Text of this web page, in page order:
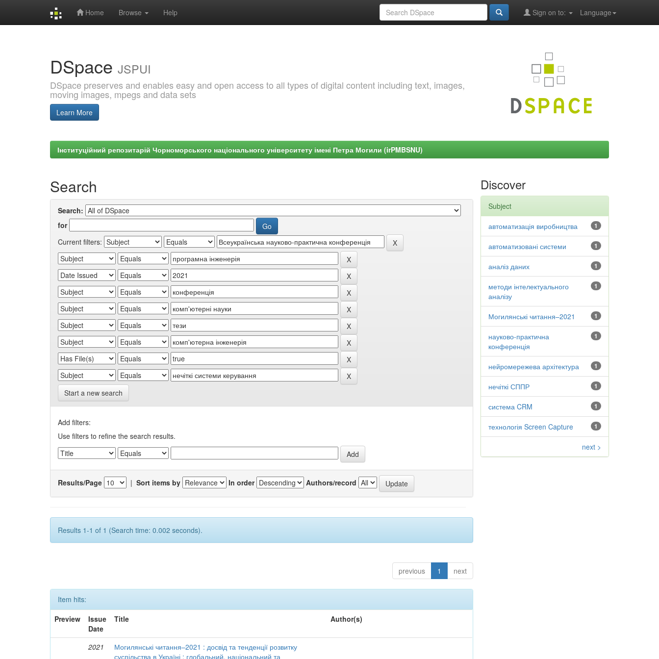
Home Browse Help Language
Sign on to:
DSpace JSPUI
DSpace preserves and enables easy and open access to all types of digital content including text, images,
moving images, mpegs and data sets
Learn More
Інституційний репозитарій Чорноморського національного університету імені Петра Могили (irPMBSNU)
Search
Search:
for
Current filters:
Start a new search
Add filters:
Use filters to refine the search results.
Results/Page | Sort items by In order Authors/record
Results 1-1 of 1 (Search time: 0.002 seconds).
previous 1 next
Item hits:
Preview
Issue
Date
Title Author(s)
2021
Могилянські читання–2021 : досвід та тенденції розвитку
суспільства в Україні : глобальний, національний та
Discover
Subject
1
автоматизація виробництва
1
автоматизовані системи
1
аналіз даних
1
методи інтелектуального
аналізу
1
Могилянські читання–2021
1
науково-практична
конференція
1
нейромережева архітектура
1
нечіткі СППР
1
система CRM
1
технологія Screen Capture
next >